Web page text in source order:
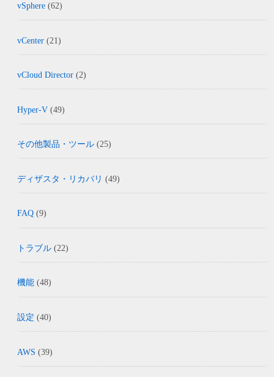
vSphere (62)
vCenter (21)
vCloud Director (2)
Hyper-V (49)
その他製品・ツール (25)
ディザスタ・リカバリ (49)
FAQ (9)
トラブル (22)
機能 (48)
設定 (40)
AWS (39)